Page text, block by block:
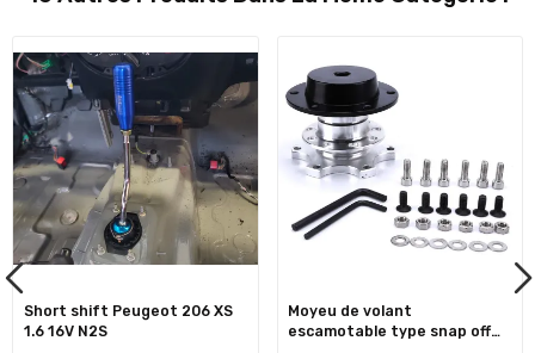
Short shift Peugeot 206 XS
1.6 16V N2S
Moyeu de volant
escamotable type snap off